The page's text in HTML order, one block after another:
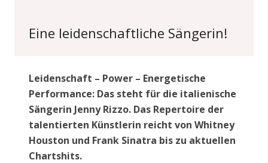
Eine leidenschaftliche Sängerin!
Leidenschaft – Power – Energetische
Performance: Das steht für die italienische
Sängerin Jenny Rizzo. Das Repertoire der
talentierten Künstlerin reicht von Whitney
Houston und Frank Sinatra bis zu aktuellen
Chartshits.